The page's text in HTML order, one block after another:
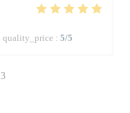
quality_price : 5/5
3